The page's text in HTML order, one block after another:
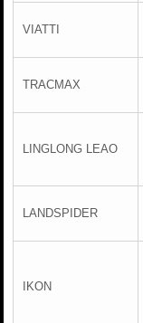
VIATTI
TRACMAX
LINGLONG LEAO
LANDSPIDER
IKON